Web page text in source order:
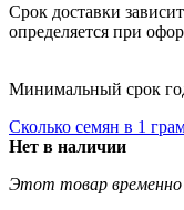
Срок доставки
определяется при
Минимальный срок
Сколько семян в 1
Нет в наличии
Этот товар временно